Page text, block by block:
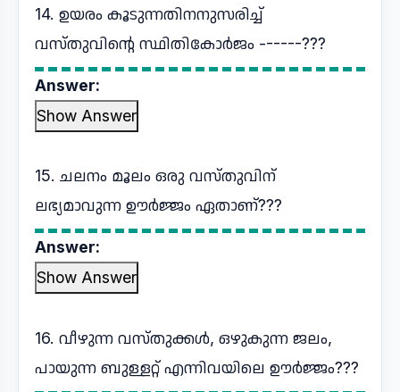
14. ഉയരം കൂടുന്നതിനനുസരിച്ച്
വസ്തുവിന്റെ സ്ഥിതികോർജം ------???
Answer:
Show Answer
15. ചലനം മൂലം ഒരു വസ്തുവിന്
ലഭ്യമാവുന്ന ഊർജ്ജം ഏതാണ്???
Answer:
Show Answer
16. വീഴുന്ന വസ്തുക്കൾ, ഒഴുകുന്ന ജലം,
പായുന്ന ബുള്ളറ്റ് എന്നിവയിലെ ഊർജ്ജം???